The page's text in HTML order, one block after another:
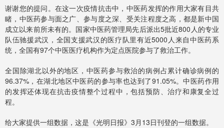
谢谢您的提问。在这一次疫情抗击中，中医药发挥的作用大家有目共
睹，中医药参与面之广、参与度之深、受关注程度之高，都是新中国
成立以来前所未有的。国家中医药管理局先后派出5批近800人的专业
队伍驰援武汉，全国支援武汉的医疗队里有近5000人来自中医药系
统，全国有97个中医医疗机构作为定点医院参与了救治工作。
全国除湖北以外的地区，中医药参与救治的病例占累计确诊病例的
96.37%，在湖北地区中医药的参与率也达到了91.05%。中医药作用
的发挥还体现在抗击疫情整个过程中，包括预防、治疗和康复全过
程。
给大家提供一组数据，这是《光明日报》3月13日刊登的一组数据。